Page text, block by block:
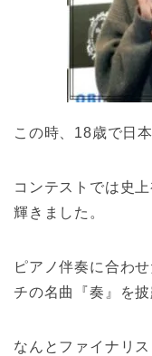
この時、18歳で日
コンテストでは史
輝きました。
ピアノ伴奏に合わ
チの名曲『奏』を披
なんとファイナリ